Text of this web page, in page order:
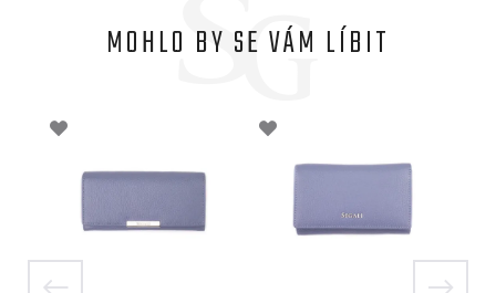
MOHLO BY SE VÁM LÍBIT